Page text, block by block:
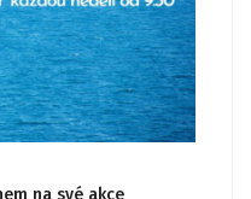
na své akce